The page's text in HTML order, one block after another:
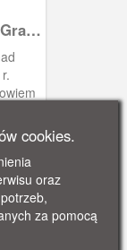
z
cookies.
oraz
za pomocą